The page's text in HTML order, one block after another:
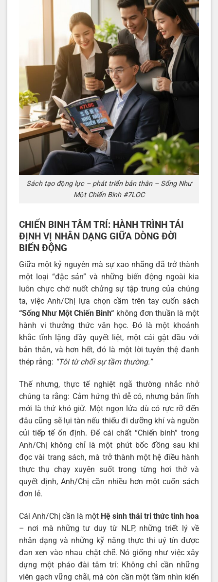
Sách tạo động lực – phát triển bản thân – Sống Như
Một Chiến Binh #7LOC
CHIẾN BINH TÂM TRÍ: HÀNH TRÌNH TÁI
ĐỊNH VỊ NHÂN DẠNG GIỮA DÒNG ĐỜI
BIẾN ĐỘNG
Giữa một kỷ nguyên mà sự xao nhãng đã trở thành
một loại “đặc sản” và những biến động ngoài kia
luôn chực chờ nuốt chửng sự tập trung của chúng
ta, việc Anh/Chị lựa chọn cầm trên tay cuốn sách
“Sống Như Một Chiến Binh“ không đơn thuần là một
hành vi thưởng thức văn học. Đó là một khoảnh
khắc tĩnh lặng đầy quyết liệt, một cái gật đầu với
bản thân, và hơn hết, đó là một lời tuyên thệ đanh
thép rằng: “Tôi từ chối sự tầm thường.”
Thế nhưng, thực tế nghiệt ngã thường nhắc nhở
chúng ta rằng: Cảm hứng thì dễ có, nhưng bản lĩnh
mới là thứ khó giữ. Một ngọn lửa dù có rực rỡ đến
đâu cũng sẽ lụi tàn nếu thiếu đi dưỡng khí và nguồn
củi tiếp tế ổn định. Để cái chất “Chiến binh” trong
Anh/Chị không chỉ là một phút bốc đồng sau khi
đọc vài trang sách, mà trở thành một hệ điều hành
thực thụ chạy xuyên suốt trong từng hơi thở và
quyết định, Anh/Chị cần nhiều hơn một cuốn sách
đơn lẻ.
Cái Anh/Chị cần là một Hệ sinh thái tri thức tinh hoa
– nơi mà những tư duy từ NLP, những triết lý về
nhân dạng và những kỹ năng thực thi uý tín được
đan xen vào nhau chặt chẽ. Nó giống như việc xây
dựng một pháo đài tâm trí: Không chỉ cần những
viên gạch vững chãi, mà còn cần một tầm nhìn kiến